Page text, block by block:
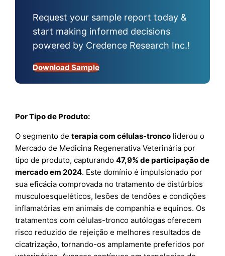
Request your sample report today &
start making informed decisions
powered by Credence Research Inc.!
Download Sample
Por Tipo de Produto:
O segmento deterapia com células-tronco liderou o
Mercado de Medicina Regenerativa Veterinária por
tipo de produto, capturando47,9% de participação de
mercado em 2024. Este domínio é impulsionado por
sua eficácia comprovada no tratamento de distúrbios
musculoesqueléticos, lesões de tendões e condições
inflamatórias em animais de companhia e equinos. Os
tratamentos com células-tronco autólogas oferecem
risco reduzido de rejeição e melhores resultados de
cicatrização, tornando-os amplamente preferidos por